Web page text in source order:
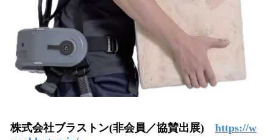
株式会社ブラストン(非会員／協賛出展) https://w